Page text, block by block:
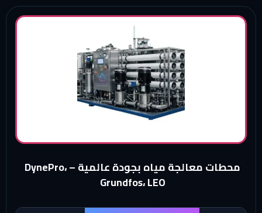
محطات معالجة مياه بجودة عالمية – DynePro،
Grundfos، LEO